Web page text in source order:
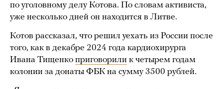
по уголовному делу Котова. По словам активиста,
уже несколько дней он находится в Литве.
Котов рассказал, что решил уехать из России после
того, как в декабре 2024 года кардиохирурга
Ивана Тищенко приговорили к четырем годам
колонии за донаты ФБК на сумму 3500 рублей.